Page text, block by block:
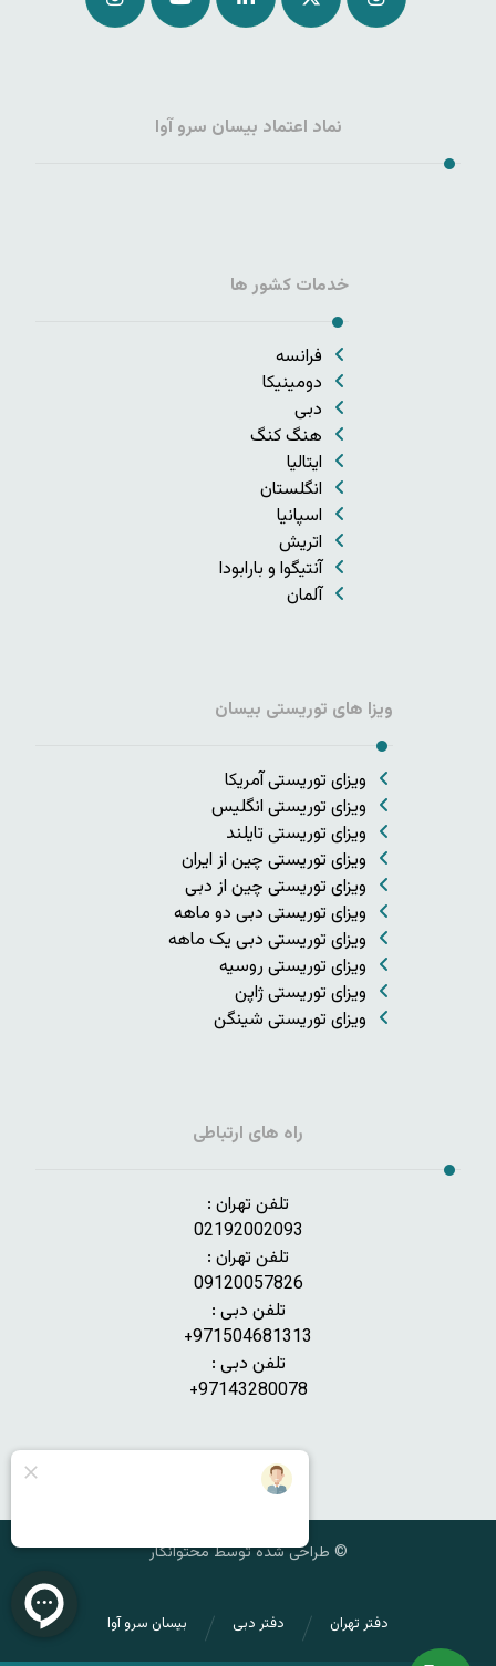
نماد اعتماد بیسان سرو آوا
خدمات کشور ها
فرانسه
دومینیکا
دبی
هنگ کنگ
ایتالیا
انگلستان
اسپانیا
اتریش
آنتیگوا و بارابودا
آلمان
ویزا های توریستی بیسان
ویزای توریستی آمریکا
ویزای توریستی انگلیس
ویزای توریستی تایلند
ویزای توریستی چین از ایران
ویزای توریستی چین از دبی
ویزای توریستی دبی دو ماهه
ویزای توریستی دبی یک ماهه
ویزای توریستی روسیه
ویزای توریستی ژاپن
ویزای توریستی شینگن
راه های ارتباطی
تلفن تهران :
02192002093
تلفن تهران :
09120057826
تلفن دبی :
971504681313+
تلفن دبی :
97143280078+
© طراحی شده توسط محتوانگار
بیسان سرو آوا دفتر دبی دفتر تهران